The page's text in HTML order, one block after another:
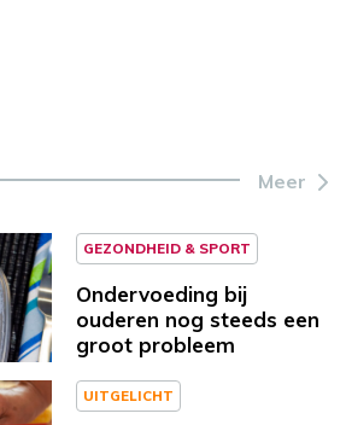
Meer
GEZONDHEID & SPORT
Ondervoeding bij
ouderen nog steeds een
groot probleem
UITGELICHT